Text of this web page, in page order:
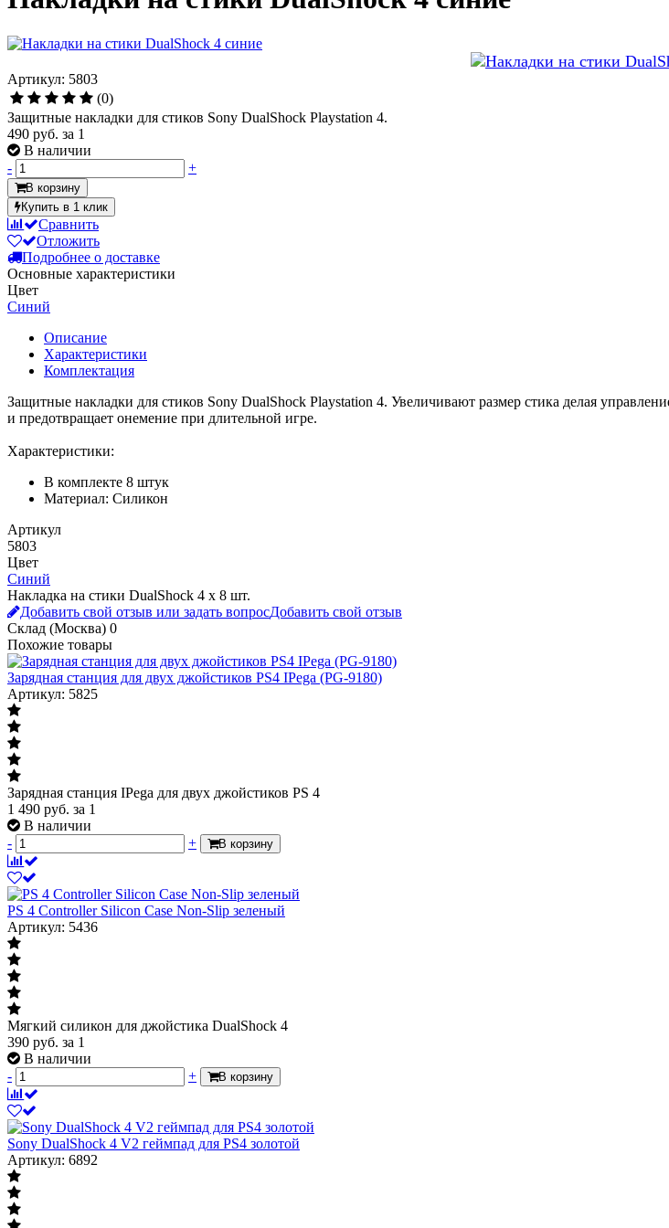
Артикул: 5803
(0)
Защитные накладки для стиков Sony DualShock Playstation 4.
490 руб. за 1
В наличии
-
+
В корзину
Купить в 1 клик
Сравнить
Отложить
Подробнее о доставке
Основные характеристики
Цвет
Синий
Описание
Характеристики
Комплектация
Защитные накладки для стиков Sony DualShock Playstation 4. Увеличивают размер стика делая
и предотвращает онемение при длительной игре.
Характеристики:
В комплекте 8 штук
Материал: Силикон
Артикул
5803
Цвет
Синий
Накладка на стики DualShock 4 х 8 шт.
Добавить свой отзыв или задать вопросДобавить свой отзыв
Склад (Москва) 0
Похожие товары
Зарядная станция для двух джойстиков PS4 IPega (PG-9180)
Артикул: 5825
Зарядная станция IPega для двух джойстиков PS 4
1 490 руб. за 1
В наличии
-
+ В корзину
PS 4 Controller Silicon Case Non-Slip зеленый
Артикул: 5436
Мягкий силикон для джойстика DualShock 4
390 руб. за 1
В наличии
-
+ В корзину
Sony DualShock 4 V2 геймпад для PS4 золотой
Артикул: 6892